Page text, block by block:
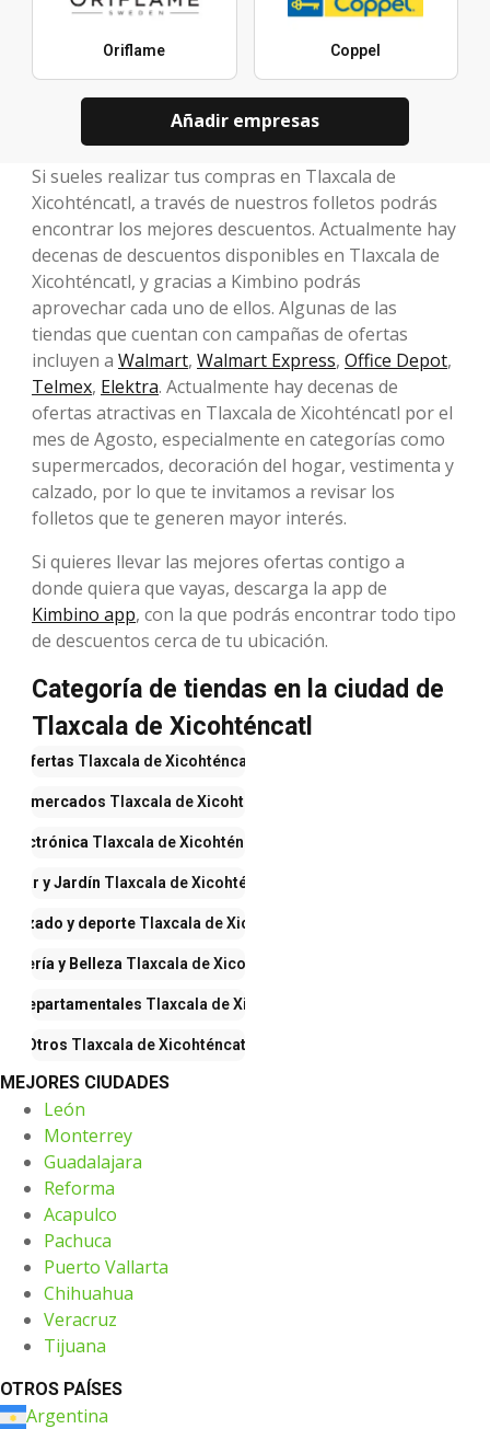
Oriflame Coppel
Añadir empresas
Si sueles realizar tus compras en Tlaxcala de
Xicohténcatl, a través de nuestros folletos podrás
encontrar los mejores descuentos. Actualmente hay
decenas de descuentos disponibles en Tlaxcala de
Xicohténcatl, y gracias a Kimbino podrás
aprovechar cada uno de ellos. Algunas de las
tiendas que cuentan con campañas de ofertas
incluyen a Walmart, Walmart Express, Office Depot,
Telmex, Elektra. Actualmente hay decenas de
ofertas atractivas en Tlaxcala de Xicohténcatl por el
mes de Agosto, especialmente en categorías como
supermercados, decoración del hogar, vestimenta y
calzado, por lo que te invitamos a revisar los
folletos que te generen mayor interés.
Si quieres llevar las mejores ofertas contigo a
donde quiera que vayas, descarga la app de
Kimbino app, con la que podrás encontrar todo tipo
de descuentos cerca de tu ubicación.
Categoría de tiendas en la ciudad de
Tlaxcala de Xicohténcatl
Ofertas Tlaxcala de Xicohténcatl
Tlaxcala de Xicohténcatl
Electrónica Tlaxcala de Xicohténcatl
y Jardín Tlaxcala de Xicohténcatl
calzado y deporteTlaxcala de Xicohténcatl
y Belleza Tlaxcala de Xicohténcatl
Departamentales Tlaxcala de Xicohténcatl
Otros Tlaxcala de Xicohténcatl
MEJORES CIUDADES
León
Monterrey
Guadalajara
Reforma
Acapulco
Pachuca
Puerto Vallarta
Chihuahua
Veracruz
Tijuana
OTROS PAÍSES
Argentina